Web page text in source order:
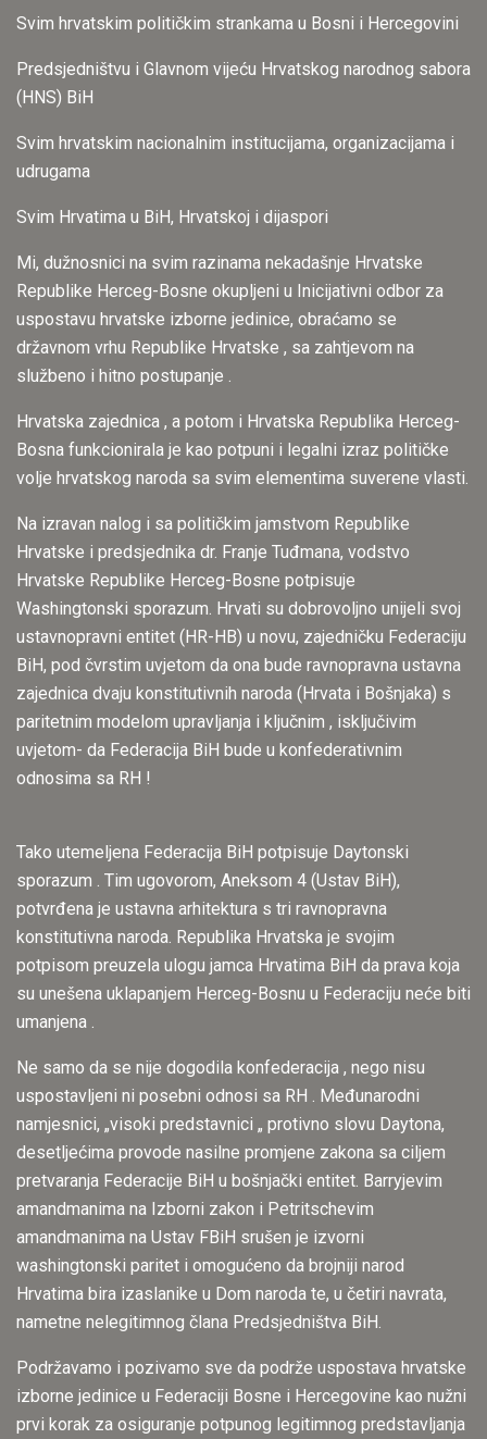
Svim hrvatskim političkim strankama u Bosni i Hercegovini
Predsjedništvu i Glavnom vijeću Hrvatskog narodnog sabora
(HNS) BiH
Svim hrvatskim nacionalnim institucijama, organizacijama i
udrugama
Svim Hrvatima u BiH, Hrvatskoj i dijaspori
Mi, dužnosnici na svim razinama nekadašnje Hrvatske
Republike Herceg-Bosne okupljeni u Inicijativni odbor za
uspostavu hrvatske izborne jedinice, obraćamo se
državnom vrhu Republike Hrvatske , sa zahtjevom na
službeno i hitno postupanje .
Hrvatska zajednica , a potom i Hrvatska Republika Herceg-
Bosna funkcionirala je kao potpuni i legalni izraz političke
volje hrvatskog naroda sa svim elementima suverene vlasti.
Na izravan nalog i sa političkim jamstvom Republike
Hrvatske i predsjednika dr. Franje Tuđmana, vodstvo
Hrvatske Republike Herceg-Bosne potpisuje
Washingtonski sporazum. Hrvati su dobrovoljno unijeli svoj
ustavnopravni entitet (HR-HB) u novu, zajedničku Federaciju
BiH, pod čvrstim uvjetom da ona bude ravnopravna ustavna
zajednica dvaju konstitutivnih naroda (Hrvata i Bošnjaka) s
paritetnim modelom upravljanja i ključnim , isključivim
uvjetom- da Federacija BiH bude u konfederativnim
odnosima sa RH !
Tako utemeljena Federacija BiH potpisuje Daytonski
sporazum . Tim ugovorom, Aneksom 4 (Ustav BiH),
potvrđena je ustavna arhitektura s tri ravnopravna
konstitutivna naroda. Republika Hrvatska je svojim
potpisom preuzela ulogu jamca Hrvatima BiH da prava koja
su unešena uklapanjem Herceg-Bosnu u Federaciju neće biti
umanjena .
Ne samo da se nije dogodila konfederacija , nego nisu
uspostavljeni ni posebni odnosi sa RH . Međunarodni
namjesnici, „visoki predstavnici „ protivno slovu Daytona,
desetljećima provode nasilne promjene zakona sa ciljem
pretvaranja Federacije BiH u bošnjački entitet. Barryjevim
amandmanima na Izborni zakon i Petritschevim
amandmanima na Ustav FBiH srušen je izvorni
washingtonski paritet i omogućeno da brojniji narod
Hrvatima bira izaslanike u Dom naroda te, u četiri navrata,
nametne nelegitimnog člana Predsjedništva BiH.
Podržavamo i pozivamo sve da podrže uspostava hrvatske
izborne jedinice u Federaciji Bosne i Hercegovine kao nužni
prvi korak za osiguranje potpunog legitimnog predstavljanja